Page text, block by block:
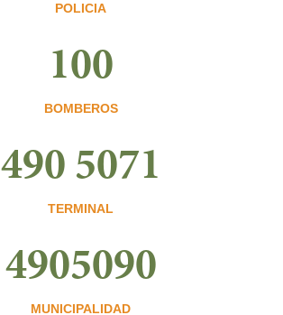
POLICIA
100
BOMBEROS
490 5071
TERMINAL
4905090
MUNICIPALIDAD